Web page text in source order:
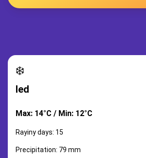
❄️
led
Max: 14°C / Min: 12°C
Rayiny days: 15
Precipitation: 79 mm